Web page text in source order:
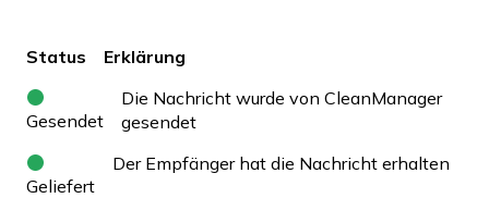
Status Erklärung
Gesendet
Die Nachricht wurde von CleanManager
gesendet
Geliefert
Der Empfänger hat die Nachricht erhalten